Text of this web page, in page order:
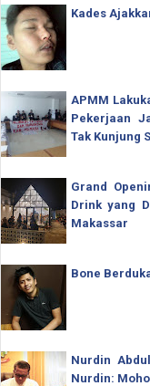
Kades
APMM
Pekerjaan
Tak Kunjung
Grand
Drink yang
Makassar
Bone
Nurdin
Nurdin: